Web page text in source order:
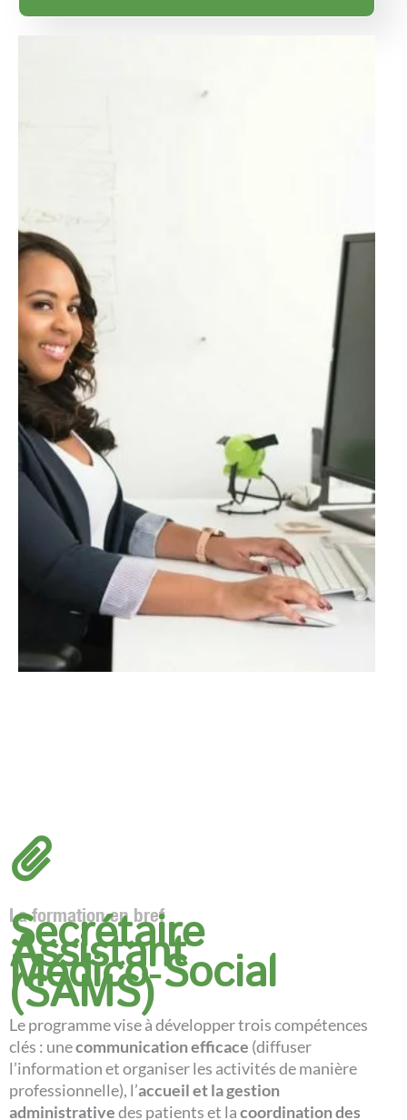
La formation en bref
Secrétaire
Assistant
Médico‑Social
(SAMS)
Le programme vise à développer trois compétences
clés : unecommunication efficace (diffuser
l’information et organiser les activités de manière
professionnelle), l’accueil et la gestion
administrativedes patients et lacoordination des